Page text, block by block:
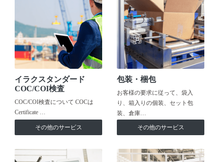
イラクスタンダード
COC/COI検査
COC/COI検査について COCは
Certificate …
その他のサービス
包装・梱包
お客様の要求に従って、袋入
り、箱入りの個装、セット包
装、倉庫…
その他のサービス